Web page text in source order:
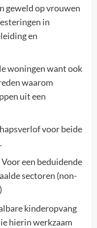
geweld op vrouwen
in
en
woningen want ook
waarom
uit een
voor beide
een beduidende
sectoren (non-
kinderopvang
hierin werkzaam